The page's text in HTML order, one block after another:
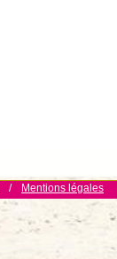
/ Mentions légales